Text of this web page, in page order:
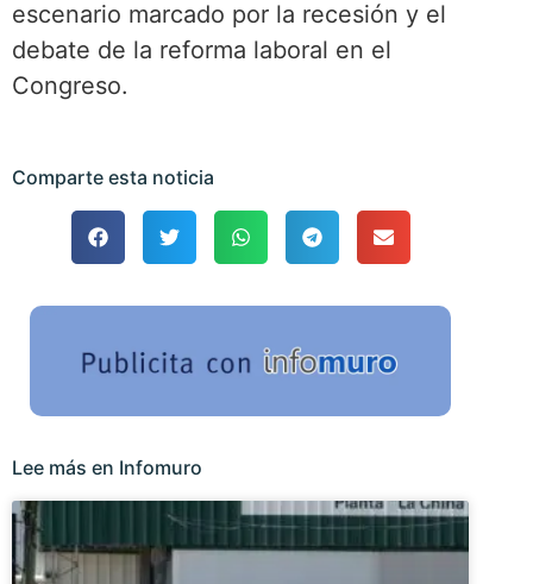
escenario marcado por la recesión y el
debate de la reforma laboral en el
Congreso.
Comparte esta noticia
Lee más en Infomuro